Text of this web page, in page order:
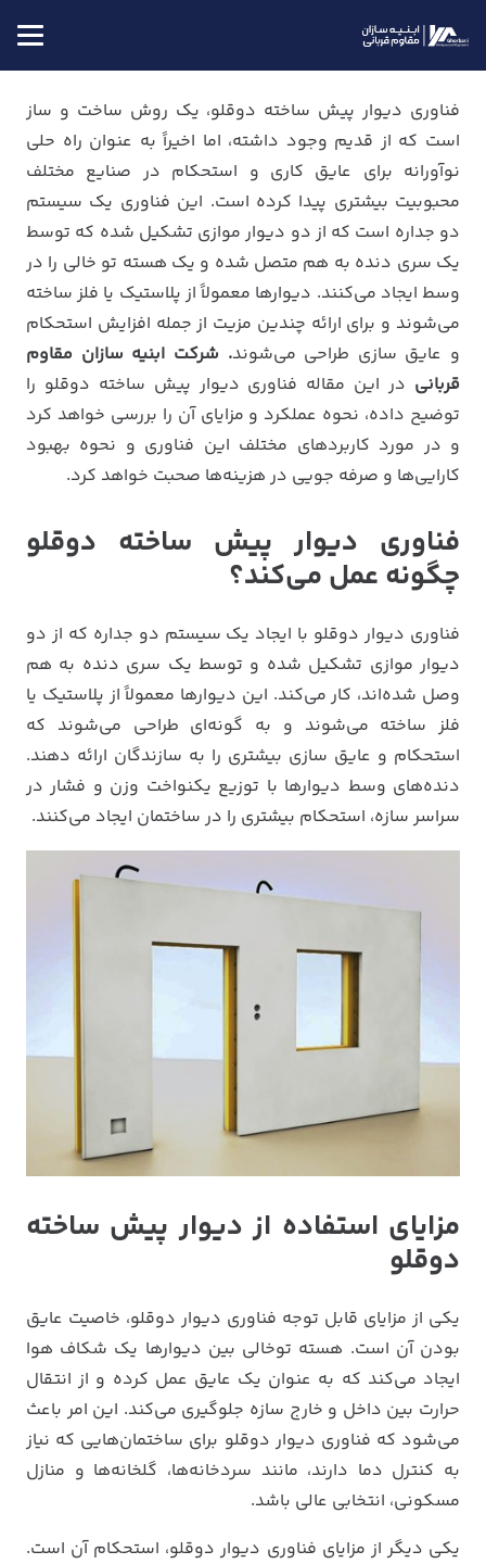
فناوری دیوار پیش ساخته دوقلو، یک روش ساخت و ساز
است که از قدیم وجود داشته، اما اخیراً به عنوان راه حلی
نوآورانه برای عایق کاری و استحکام در صنایع مختلف
محبوبیت بیشتری پیدا کرده است. این فناوری یک سیستم
دو جداره است که از دو دیوار موازی تشکیل شده که توسط
یک سری دنده به هم متصل شده و یک هسته تو خالی را در
وسط ایجاد می‌کنند. دیوارها معمولاً از پلاستیک یا فلز ساخته
می‌شوند و برای ارائه چندین مزیت از جمله افزایش استحکام
و عایق سازی طراحی می‌شوند. شرکت ابنیه سازان مقاوم
قربانی در این مقاله فناوری دیوار پیش ساخته دوقلو را
توضیح داده، نحوه عملکرد و مزایای آن را بررسی خواهد کرد
و در مورد کاربردهای مختلف این فناوری و نحوه بهبود
کارایی‌ها و صرفه جویی در هزینه‌ها صحبت خواهد کرد.
فناوری دیوار پیش ساخته دوقلو
چگونه عمل می‌کند؟
فناوری دیوار دوقلو با ایجاد یک سیستم دو جداره که از دو
دیوار موازی تشکیل شده و توسط یک سری دنده به هم
وصل شده‌اند، کار می‌کند. این دیوارها معمولاً از پلاستیک یا
فلز ساخته می‌شوند و به گونه‌ای طراحی می‌شوند که
استحکام و عایق سازی بیشتری را به سازندگان ارائه دهند.
دنده‌های وسط دیوارها با توزیع یکنواخت وزن و فشار در
سراسر سازه، استحکام بیشتری را در ساختمان ایجاد می‌کنند.
مزایای استفاده از دیوار پیش ساخته
دوقلو
یکی از مزایای قابل توجه فناوری دیوار دوقلو، خاصیت عایق
بودن آن است. هسته توخالی بین دیوارها یک شکاف هوا
ایجاد می‌کند که به عنوان یک عایق عمل کرده و از انتقال
حرارت بین داخل و خارج سازه جلوگیری می‌کند. این امر باعث
می‌شود که فناوری دیوار دوقلو برای ساختمان‌هایی که نیاز
به کنترل دما دارند، مانند سردخانه‌ها، گلخانه‌ها و منازل
مسکونی، انتخابی عالی باشد.
یکی دیگر از مزایای فناوری دیوار دوقلو، استحکام آن است.